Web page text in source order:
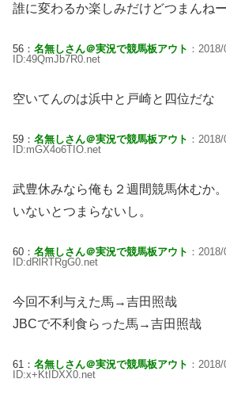
誰に変わるか楽しみだけどつまんね
56： 名無しさん＠実況で競馬板アウト ：
ID:49QmJb7R0.net
空いてんのは浜中と戸崎と四位だな
59： 名無しさん＠実況で競馬板アウト ：
ID:mGX4o6TIO.net
武豊休みなら俺も２週間競馬休むか。
いないとつまらないし。
60： 名無しさん＠実況で競馬板アウト ：
ID:dRlRTRgG0.net
今回不利与えた馬→吉田照哉
JBCで不利食らった馬→吉田照哉
61： 名無しさん＠実況で競馬板アウト ：
ID:x+KtIDXX0.net